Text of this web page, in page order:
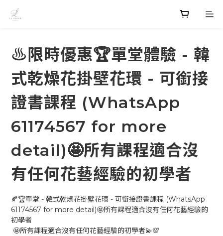
♨️限時優惠🏆單堂體驗 - 韓
式乾燥花掛壁花環 - 可銜接
證書課程 (WhatsApp
61174567 for more
detail)🤩所有課程適合沒
有任何花藝經驗的初學者
🍂🏆單堂 - 韓式乾燥花掛壁花環 - 可銜接證書課程 (WhatsApp
61174567 for more detail)🤩所有課程適合沒有任何花藝經驗的
初學者
🤩所有課程適合沒有任何花藝經驗的初學者💫💯